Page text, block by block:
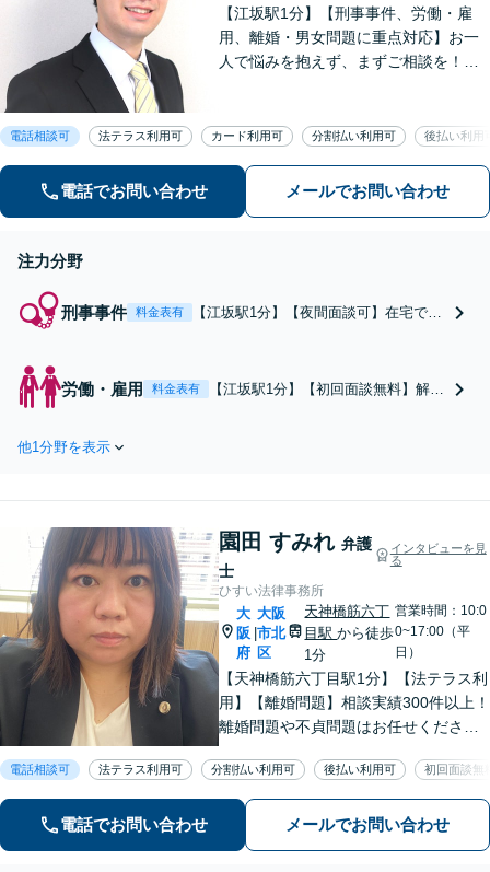
【江坂駅1分】【刑事事件、労働・雇
用、離婚・男女問題に重点対応】お一
人で悩みを抱えず、まずご相談を！き
します。当日・夜間・電話相談可能で
電話相談可 法テラス利用可 カード利用可 分割払い利用可 後払い利用
電話でお問い合わせ メールでお問い合わせ
注力分野
刑事事件 料金表有
【江坂駅1分】【夜間面談可】在宅で捜
実績あり！傾聴力と問題解決力で徹底
サポート。不安になりがちな在宅事件
労働・雇用 料金表有
【江坂駅1分】【初回面談無料】解雇
交渉の進め方まで懇切丁寧に徹底サ
面談可】
他1分野を表示
園田 すみれ 弁護
士
インタビューを見
る
ひすい法律事務所
大
阪
府
|
大阪
市北
区
天神橋筋六丁
目駅から徒歩
1分
営業時間：10:0
0~17:00（平
日）
【天神橋筋六丁目駅1分】【法テラス利
用】【離婚問題】相談実績300件以上！
離婚問題や不貞問題はお任せくださ
添います。まずは相談者のお話をじっ
くりとお聞かせください【初回相談無
料】【夜間・休日面談】【オンライン
相談可】
電話相談可 法テラス利用可 分割払い利用可 後払い利用可 初回面談無
電話でお問い合わせ メールでお問い合わせ